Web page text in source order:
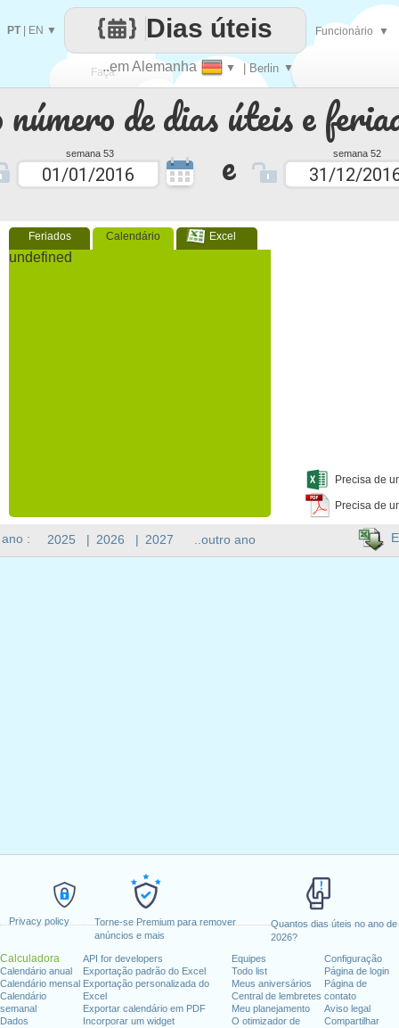
Privacy policy
Torne-se Premium para remover
anúncios e mais
Quantos dias úteis no ano de
2026?
Calculadora
Calendário anual
Calendário mensal
Calendário
semanal
Dados
API for developers
Exportação padrão do Excel
Exportação personalizada do
Excel
Exportar calendário em PDF
Incorporar um widget
Equipes
Todo list
Meus aniversários
Central de lembretes
Meu planejamento
O otimizador de
Configuração
Página de login
Página de
contato
Aviso legal
Compartilhar
de dias úteis e
semana 53 e semana 52
Feriados Calendário Excel
undefined
Precisa de
Precisa de
Faça
cada
..em Alemanha ▼ | Berlin ▼
Dias úteis
PT| EN ▼ Funcionário ▼
: 2025 | 2026 | 2027 ..outro ano